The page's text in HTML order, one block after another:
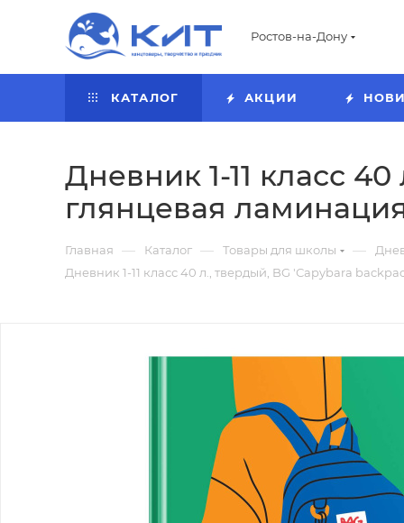
Ростов-на-Дону
КАТАЛОГ АКЦИИ
Дневник 1-11 класс
глянцевая
Главная — Каталог — Товары для школы —
Дневник 1-11 класс 40 л., твердый, BG 'Сapybara